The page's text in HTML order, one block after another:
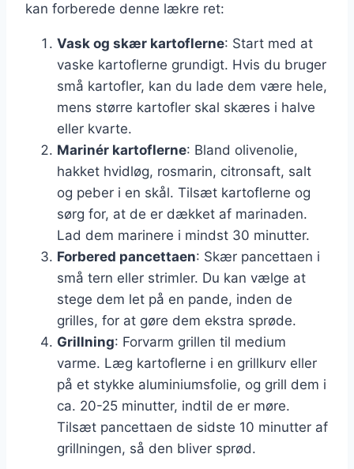
kan forberede denne lækre ret:
Vask og skær kartoflerne: Start med at
vaske kartoflerne grundigt. Hvis du bruger
små kartofler, kan du lade dem være hele,
mens større kartofler skal skæres i halve
eller kvarte.
Marinér kartoflerne: Bland olivenolie,
hakket hvidløg, rosmarin, citronsaft, salt
og peber i en skål. Tilsæt kartoflerne og
sørg for, at de er dækket af marinaden.
Lad dem marinere i mindst 30 minutter.
Forbered pancettaen: Skær pancettaen i
små tern eller strimler. Du kan vælge at
stege dem let på en pande, inden de
grilles, for at gøre dem ekstra sprøde.
Grillning: Forvarm grillen til medium
varme. Læg kartoflerne i en grillkurv eller
på et stykke aluminiumsfolie, og grill dem i
ca. 20-25 minutter, indtil de er møre.
Tilsæt pancettaen de sidste 10 minutter af
grillningen, så den bliver sprød.